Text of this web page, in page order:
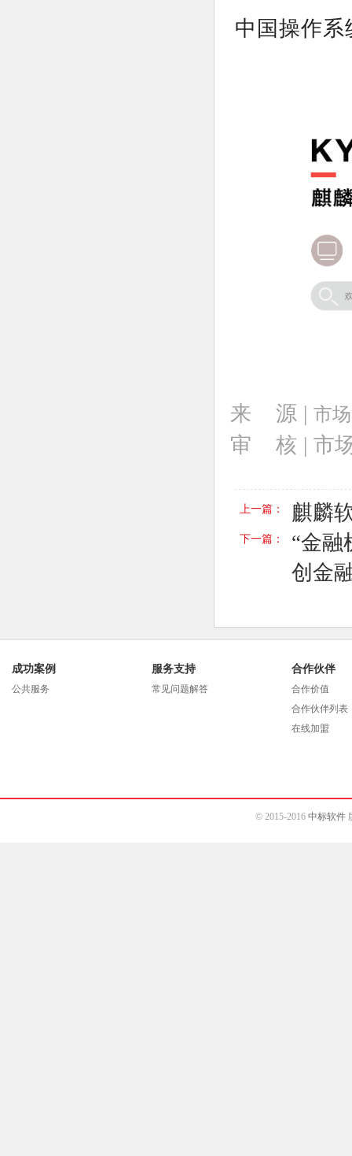
中国操作
来 源 | 市
审 核 | 市
上一篇： 麒麟
下一篇：
“金融
创金
成功案例
公共服务
服务支持
常见问题解答
合作伙伴
合作价值
合作伙伴列表
在线加盟
© 2015-2016 中标软件